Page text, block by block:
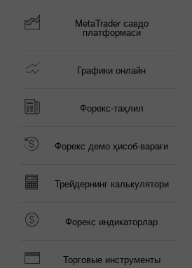
MetaTrader савдо
платформаси
Графики онлайн
Форекс-таҳлил
Форекс демо ҳисоб-варағи
Трейдернинг калькулятори
Форекс индикаторлар
Торговые инструменты